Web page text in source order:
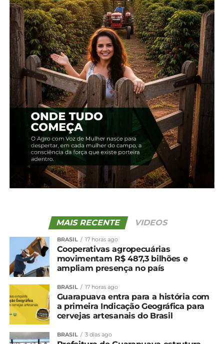
MAIS RECENTE VIDEOS
BRASIL 17 horas ago
Cooperativas agropecuárias
movimentam R$ 487,3 bilhões e
ampliam presença no país
BRASIL 17 horas ago
Guarapuava entra para a história com
a primeira Indicação Geográfica para
cervejas artesanais do Brasil
BRASIL 3 dias ago